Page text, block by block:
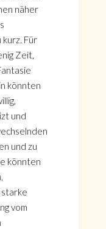
näher
kurz. Für
Zeit,
könnten
und
und zu
könnten
vom